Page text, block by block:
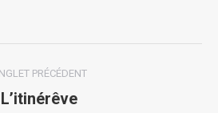
PRÉCÉDENT
Onglet
L’itinérêve